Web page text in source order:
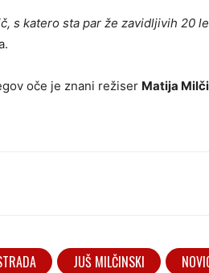
s katero sta par že zavidljivih 20
oče je znani režiser Matija
JUŠ MILČINSKI